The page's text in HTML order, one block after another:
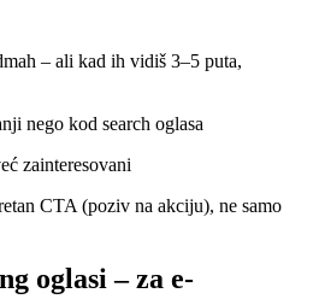
– ali kad ih vidiš 3–5 puta,
nego kod search oglasa
zainteresovani
CTA (poziv na akciju), ne samo
oglasi – za e-